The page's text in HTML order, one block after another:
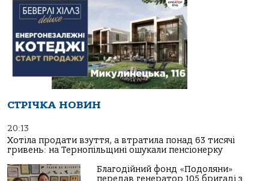
СТРІЧКА НОВИН
20:13
Хотіла продати взуття, а втратила понад 63 тисячі
гривень: на Тернопільщині ошукали пенсіонерку
Благодійний фонд «Подоляни»